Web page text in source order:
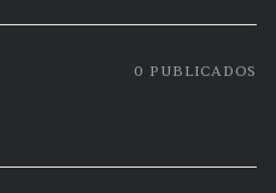
0 PUBLICADOS